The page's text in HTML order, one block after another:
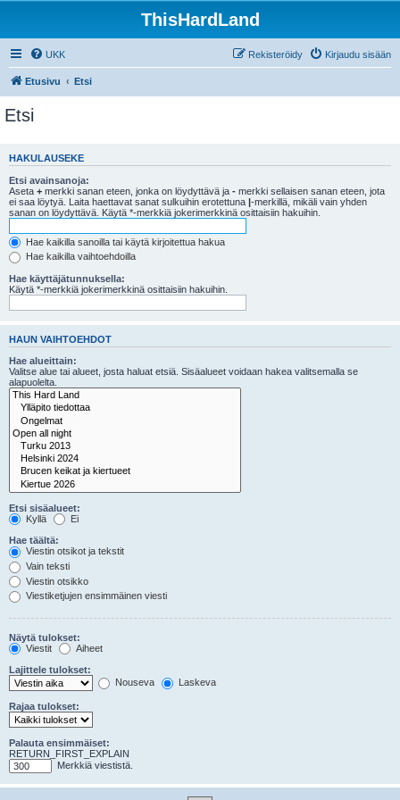
ThisHardLand
UKK Kirjaudu sisään
Rekisteröidy
Etusivu Etsi
Etsi
HAKULAUSEKE
Etsi avainsanoja:
Aseta + merkki sanan eteen, jonka on löydyttävä ja - merkki sellaisen sanan eteen, jota
ei saa löytyä. Laita haettavat sanat sulkuihin erotettuna |-merkillä, mikäli vain yhden
sanan on löydyttävä. Käytä *-merkkiä jokerimerkkinä osittaisiin hakuihin.
Hae kaikilla sanoilla tai käytä kirjoitettua hakua
Hae kaikilla vaihtoehdoilla
Hae käyttäjätunnuksella:
Käytä *-merkkiä jokerimerkkinä osittaisiin hakuihin.
HAUN VAIHTOEHDOT
Hae alueittain:
Valitse alue tai alueet, josta haluat etsiä. Sisäalueet voidaan hakea valitsemalla se
alapuolelta.
Etsi sisäalueet:
Kyllä
Ei
Hae täältä:
Viestin otsikot ja tekstit
Vain teksti
Viestin otsikko
Viestiketjujen ensimmäinen viesti
Näytä tulokset:
Viestit
Aiheet
Lajittele tulokset:
Nouseva
Laskeva
Rajaa tulokset:
Palauta ensimmäiset:
RETURN_FIRST_EXPLAIN
Merkkiä viestistä.